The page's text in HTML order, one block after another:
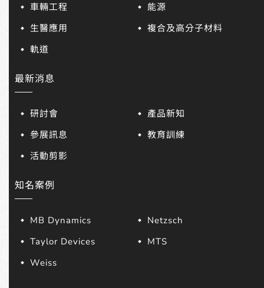
車輛工程
能源
生醫應用
複合及高分子材料
軌道
最新消息
研討會
產品新知
參展訊息
教育訓練
活動剪影
知名案例
MB Dynamics
Netzsch
Taylor Devices
MTS
Weiss